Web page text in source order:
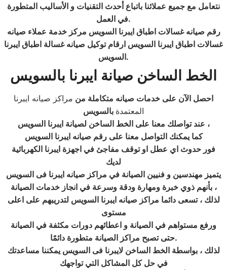
نتعامل مع جميع عملائنا باتباع أحدث التقنيات و الأساليب المتطورة
في العمل.
رقم صيانه غسالات اطباق ايبرنا السويس مركز خدمة عملاء صيانه
غسالات اطباق ايبرنا السويس ارقام توكيل صيانه غسالة اطباق ايبرنا
السويس.
الخط الساخن صيانة ايبرنا بالسويس
احصل الآن على خدمات صيانه متكاملة من مراكز صيانه ايبرنا
المعتمدة بالسويس
عند تواصلك معنا على الخط الساخن لصيانة ايبرنا السويس ،
كما يمكنك التواصل معنا على رقم صيانه ايبرنا السويس
فور حدوث اي عطل او توقف مفاجئ في اجهزة ايبرنا الكهربائية
لديك
يتميز مهندسين و فنيين الصيانة في مراكز صيانه ايبرنا فى السويس
بأنهم ذوي خبرة ومهارة ودقة وسرعة في انجاز خدمات الصيانة ،
لذلك ، تسعى دائما مراكز صيانه ايبرنا السويس لتدريبهم على اعلى
مستوى
ورفع مستواهم في الصيانة و اعطائهم دورات مكثفة في الصيانة
حتى تصبح مراكز الصيانة متطورة دائمًا.
لذلك ، بواسطة الخط الساخن لايبرنا فى السويس يمكننا مساعدتك
في حل كل المشاكل التي تواجهك